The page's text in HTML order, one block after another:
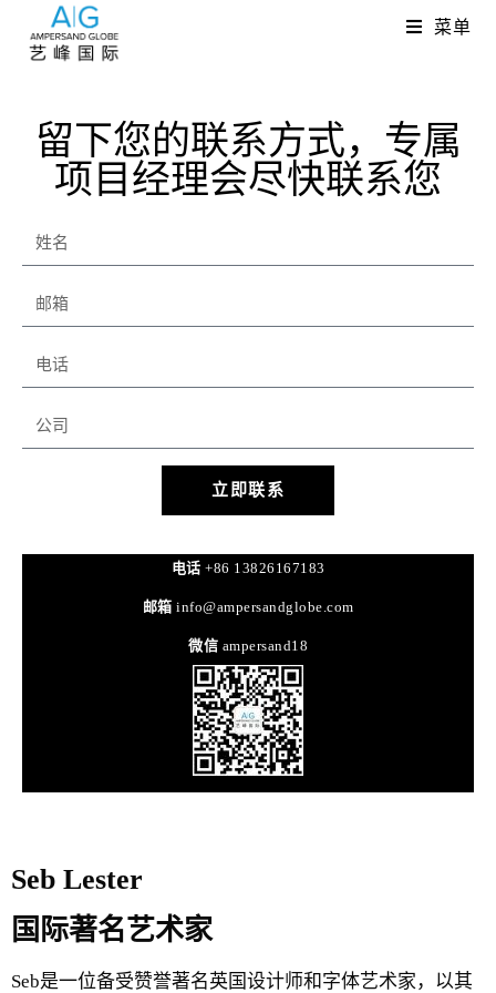
菜单
留下您的联系方式，专属
项目经理会尽快联系您
立即联系
电话 +86 13826167183
邮箱 info@ampersandglobe.com
微信 ampersand18
Seb Lester
国际著名艺术家
Seb是一位备受赞誉著名英国设计师和字体艺术家，以其